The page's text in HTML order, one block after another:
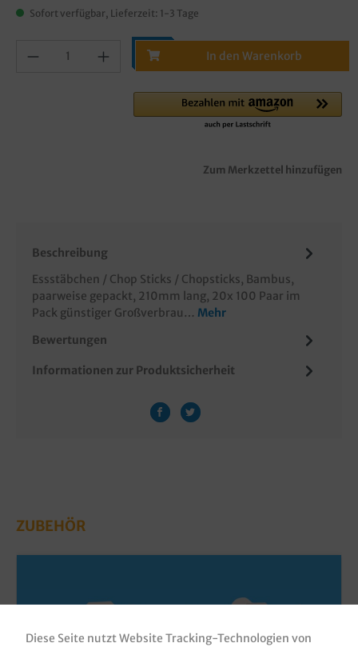
Sofort verfügbar, Lieferzeit: 1-3 Tage
In den Warenkorb
Zum Merkzettel hinzufügen
Beschreibung
Essstäbchen / Chop Sticks / Chopsticks, Bambus,
paarweise gepackt, 210mm lang, 20x 100 Paar im
Pack günstiger Großverbrau… Mehr
Bewertungen
Informationen zur Produktsicherheit
ZUBEHÖR
Diese Seite nutzt Website Tracking-Technologien von